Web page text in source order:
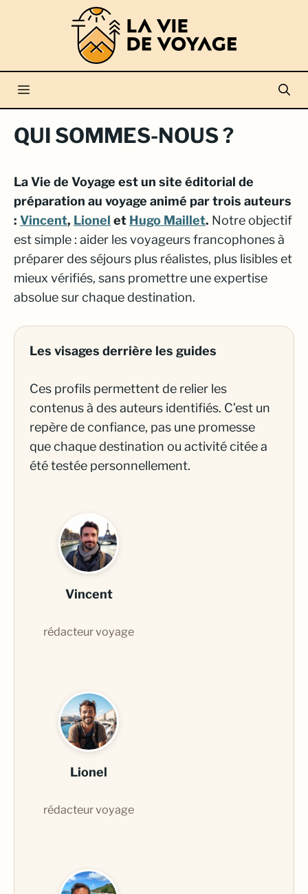
Menu
QUI SOMMES-NOUS ?
La Vie de Voyage est un site éditorial de
préparation au voyage animé par trois auteurs
: Vincent, Lionel et Hugo Maillet. Notre objectif
est simple : aider les voyageurs francophones à
préparer des séjours plus réalistes, plus lisibles et
mieux vérifiés, sans promettre une expertise
absolue sur chaque destination.
Les visages derrière les guides
Ces profils permettent de relier les
contenus à des auteurs identifiés. C’est un
repère de confiance, pas une promesse
que chaque destination ou activité citée a
été testée personnellement.
Vincent
rédacteur voyage
Lionel
rédacteur voyage